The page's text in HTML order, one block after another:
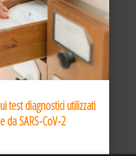
test diagnostici utilizzati
da SARS-CoV-2